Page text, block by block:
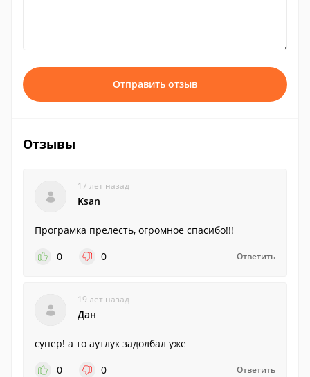
Отправить отзыв
Отзывы
17 лет назад
Ksan
Програмка прелесть, огромное спасибо!!!
0
0 Ответить
19 лет назад
Дан
супер! а то аутлук задолбал уже
0
0 Ответить